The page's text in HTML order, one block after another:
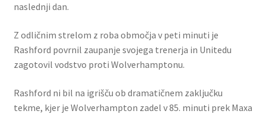
naslednji dan.
Z odličnim strelom z roba območja v peti minuti je
Rashford povrnil zaupanje svojega trenerja in Unitedu
zagotovil vodstvo proti Wolverhamptonu.
Rashford ni bil na igrišču ob dramatičnem zaključku
tekme, kjer je Wolverhampton zadel v 85. minuti prek Maxa